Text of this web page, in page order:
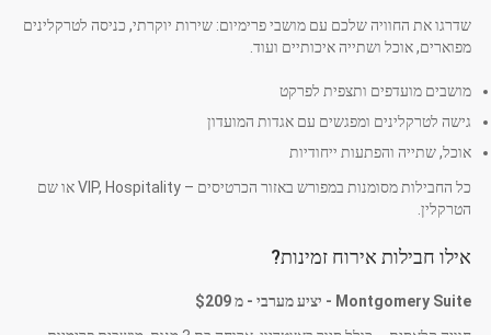
שדרגו את החוויה שלכם עם מושבי פרימיום: שירות יוקרתי, כניסה לטרקלינים
מפוארים, אוכל ושתייה איכותיים ועוד.
מושבים מועדפים ותצפית לפרקט
גישה לטרקלינים ומפגשים עם אגדות המועדון
אוכל, שתייה והפתעות ייחודיות
כל החבילות מסומנות במפורש באזור הכרטיסים – VIP, Hospitality או שם
הטרקלין.
אילו חבילות אירוח זמינות?
Montgomery Suite - יציע מערבי - מ
$209